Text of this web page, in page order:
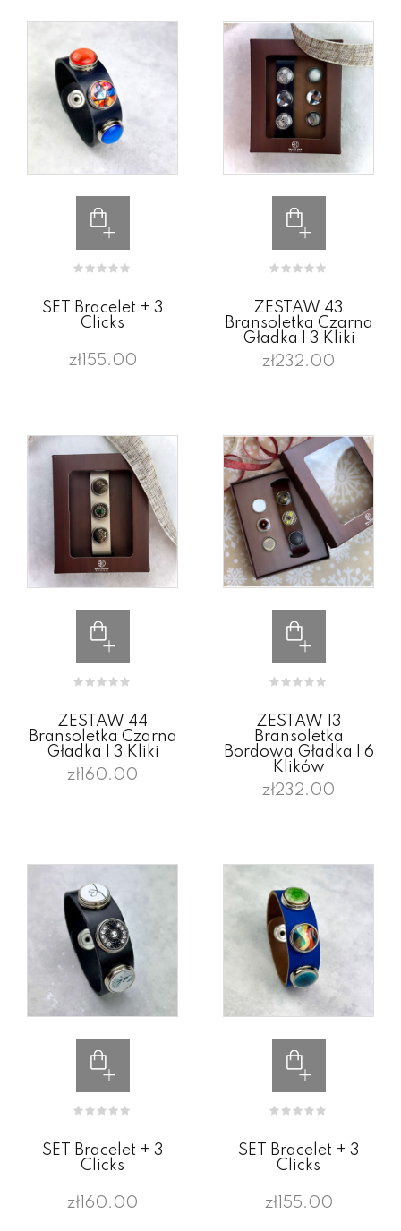
SET Bracelet + 3
Clicks
zł155.00
ZESTAW 43
Bransoletka Czarna
Gładka I 3 Kliki
zł232.00
ZESTAW 44
Bransoletka Czarna
Gładka I 3 Kliki
zł160.00
ZESTAW 13
Bransoletka
Bordowa Gładka I 6
Klików
zł232.00
SET Bracelet + 3
Clicks
zł160.00
SET Bracelet + 3
Clicks
zł155.00